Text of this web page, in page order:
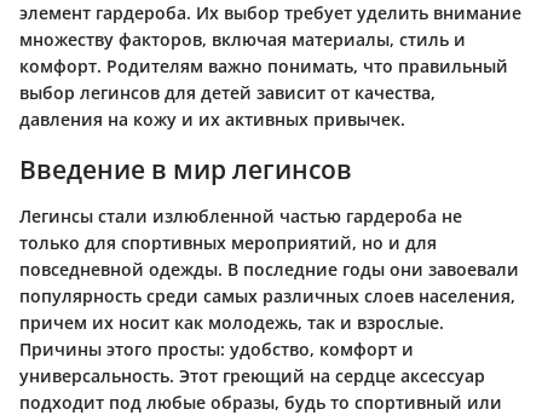
элемент гардероба. Их выбор требует уделить внимание
множеству факторов, включая материалы, стиль и
комфорт. Родителям важно понимать, что правильный
выбор легинсов для детей зависит от качества,
давления на кожу и их активных привычек.
Введение в мир легинсов
Легинсы стали излюбленной частью гардероба не
только для спортивных мероприятий, но и для
повседневной одежды. В последние годы они завоевали
популярность среди самых различных слоев населения,
причем их носит как молодежь, так и взрослые.
Причины этого просты: удобство, комфорт и
универсальность. Этот греющий на сердце аксессуар
подходит под любые образы, будь то спортивный или